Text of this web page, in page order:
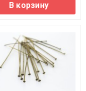
В корзину